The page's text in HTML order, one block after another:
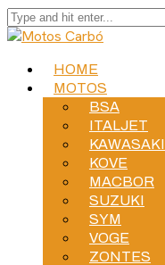
HOME
MOTOS
BSA
ITALJET
KAWASAKI
KOVE
MACBOR
SUZUKI
SYM
VOGE
ZONTES